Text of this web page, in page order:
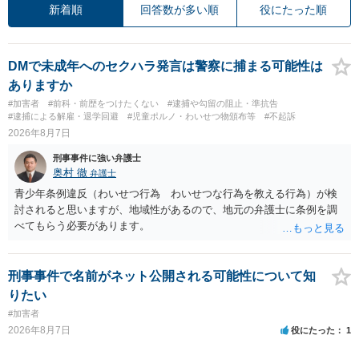
新着順 回答数が多い順 役にたった順
DMで未成年へのセクハラ発言は警察に捕まる可能性は
ありますか
#加害者 #前科・前歴をつけたくない
#逮捕や勾留の阻止・準抗告
#逮捕による解雇・退学回避
#児童ポルノ・わいせつ物頒布等 #不起訴
2026年8月7日
刑事事件に強い弁護士
奥村 徹 弁護士
青少年条例違反（わいせつ行為 わいせつな行為を教える行為）が検
討されると思いますが、地域性があるので、地元の弁護士に条例を調
べてもらう必要があります。
刑事事件で名前がネット公開される可能性について知
りたい
#加害者
2026年8月7日 役にたった 1